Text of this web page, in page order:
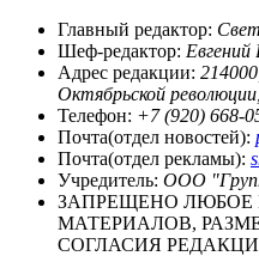
Главный редактор:
Шеф-редактор:
Адрес редакции:
Октябрьской
Телефон: +7 (920) 668-
Почта(отдел новостей):
Почта(отдел рекламы):
Учредитель: ООО
ЗАПРЕЩЕНО ЛЮБОЕ
МАТЕРИАЛОВ,
СОГЛАСИЯ